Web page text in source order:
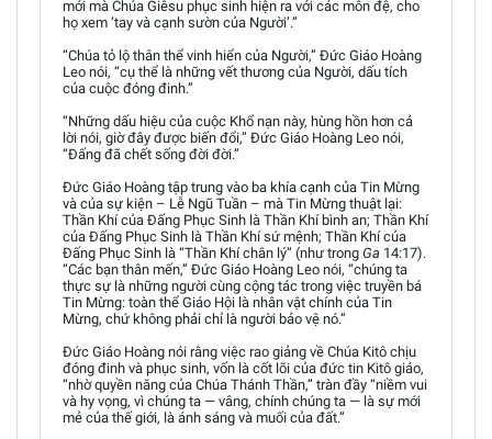
mới mà Chúa Giêsu phục sinh hiện ra với các môn đệ, cho
họ xem ‘tay và cạnh sườn của Người’.”
“Chúa tỏ lộ thân thể vinh hiển của Người,” Đức Giáo Hoàng
Leo nói, “cụ thể là những vết thương của Người, dấu tích
của cuộc đóng đinh.”
“Những dấu hiệu của cuộc Khổ nạn này, hùng hồn hơn cả
lời nói, giờ đây được biến đổi,” Đức Giáo Hoàng Leo nói,
“Đấng đã chết sống đời đời.”
Đức Giáo Hoàng tập trung vào ba khía cạnh của Tin Mừng
và của sự kiện – Lễ Ngũ Tuần – mà Tin Mừng thuật lại:
Thần Khí của Đấng Phục Sinh là Thần Khí bình an; Thần Khí
của Đấng Phục Sinh là Thần Khí sứ mệnh; Thần Khí của
Đấng Phục Sinh là “Thần Khí chân lý” (như trong Ga 14:17).
“Các bạn thân mến,” Đức Giáo Hoàng Leo nói, “chúng ta
thực sự là những người cùng cộng tác trong việc truyền bá
Tin Mừng: toàn thể Giáo Hội là nhân vật chính của Tin
Mừng, chứ không phải chỉ là người bảo vệ nó.”
Đức Giáo Hoàng nói rằng việc rao giảng về Chúa Kitô chịu
đóng đinh và phục sinh, vốn là cốt lõi của đức tin Kitô giáo,
“nhờ quyền năng của Chúa Thánh Thần,” tràn đầy “niềm vui
và hy vọng, vì chúng ta — vâng, chính chúng ta — là sự mới
mẻ của thế giới, là ánh sáng và muối của đất.”